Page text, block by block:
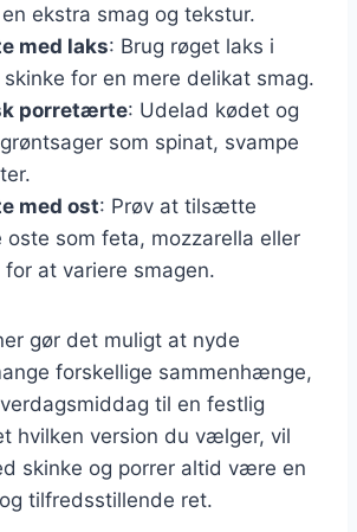
ekstra smag og tekstur.
med laks: Brug røget laks i
for en mere delikat smag.
porretærte: Udelad kødet og
som spinat, svampe
med ost: Prøv at tilsætte
oste som feta, mozzarella eller
for at variere smagen.
gør det muligt at nyde
forskellige sammenhænge,
til en festlig
hvilken version du vælger, vil
skinke og porrer altid være en
tilfredsstillende ret.